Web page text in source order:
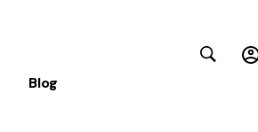
Blog